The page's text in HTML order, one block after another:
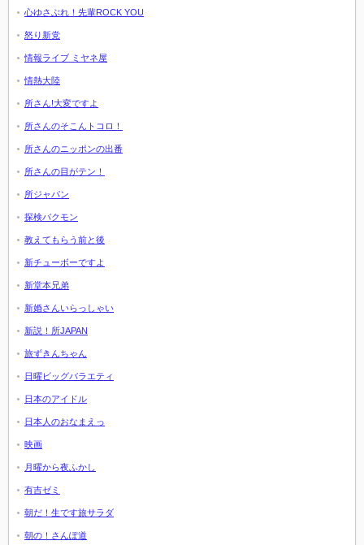
心ゆさぶれ！先輩ROCK YOU
怒り新党
情報ライブ ミヤネ屋
情熱大陸
所さん!大変ですよ
所さんのそこんトコロ！
所さんのニッポンの出番
所さんの目がテン！
所ジャパン
探検バクモン
教えてもらう前と後
新チューボーですよ
新堂本兄弟
新婚さんいらっしゃい
新説！所JAPAN
旅ずきんちゃん
日曜ビッグバラエティ
日本のアイドル
日本人のおなまえっ
映画
月曜から夜ふかし
有吉ゼミ
朝だ！生です旅サラダ
朝の！さんぽ道